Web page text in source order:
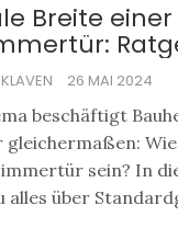
Breite einer
und26 MAI 2024
beschäftigt
gleichermaßen:
sein? In
alles über